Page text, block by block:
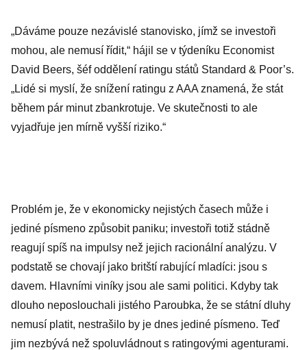
„Dáváme pouze nezávislé stanovisko, jímž se investoři
mohou, ale nemusí řídit,“ hájil se v týdeníku Economist
David Beers, šéf oddělení ratingu států Standard & Poor’s.
„Lidé si myslí, že snížení ratingu z AAA znamená, že stát
během pár minut zbankrotuje. Ve skutečnosti to ale
vyjadřuje jen mírně vyšší riziko.“
Problém je, že v ekonomicky nejistých časech může i
jediné písmeno způsobit paniku; investoři totiž stádně
reagují spíš na impulsy než jejich racionální analýzu. V
podstatě se chovají jako britští rabující mladíci: jsou s
davem. Hlavními viníky jsou ale sami politici. Kdyby tak
dlouho neposlouchali jistého Paroubka, že se státní dluhy
nemusí platit, nestrašilo by je dnes jediné písmeno. Teď
jim nezbývá než spoluvládnout s ratingovými agenturami.